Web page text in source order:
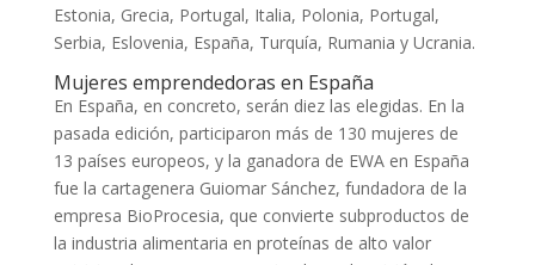
Estonia, Grecia, Portugal, Italia, Polonia, Portugal,
Serbia, Eslovenia, España, Turquía, Rumania y Ucrania.
Mujeres emprendedoras en España
En España, en concreto, serán diez las elegidas. En la
pasada edición, participaron más de 130 mujeres de
13 países europeos, y la ganadora de EWA en España
fue la cartagenera Guiomar Sánchez, fundadora de la
empresa BioProcesia, que convierte subproductos de
la industria alimentaria en proteínas de alto valor